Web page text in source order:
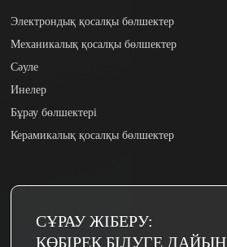
Электрондық қосалқы бөлшектер
Механикалық қосалқы бөлшектер
Сәуле
Инелер
Бұрау бөлшектері
Керамикалық қосалқы бөлшектер
СҰРАУ ЖІБЕРУ:
КӨБІРЕК БІЛУГЕ ​​ДАЙЫН